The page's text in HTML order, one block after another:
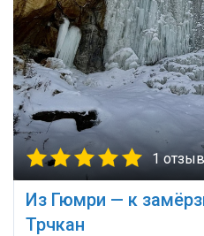
1 отзыв
Из Гюмри — к
Трчкан